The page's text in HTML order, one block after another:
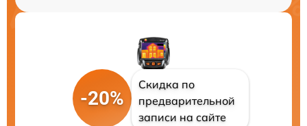
-20%
Скидка по
предварительной
записи на сайте